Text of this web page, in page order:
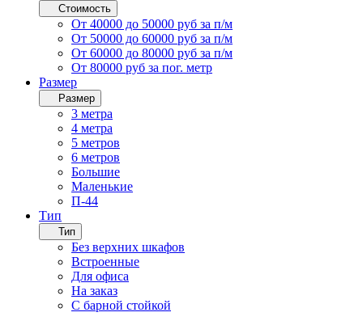
Стоимость
От 40000 до 50000 руб за п/м
От 50000 до 60000 руб за п/м
От 60000 до 80000 руб за п/м
От 80000 руб за пог. метр
Размер
Размер
3 метра
4 метра
5 метров
6 метров
Большие
Маленькие
П-44
Тип
Тип
Без верхних шкафов
Встроенные
Для офиса
На заказ
С барной стойкой